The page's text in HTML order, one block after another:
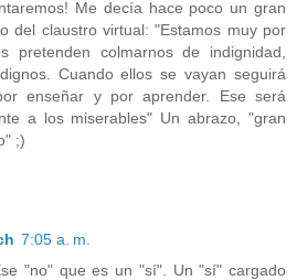
Me decía hace poco un gran
del claustro virtual: "Estamos muy por
pretenden colmarnos de indignidad,
Cuando ellos se vayan seguirá
enseñar y por aprender. Ese será
a los miserables" Un abrazo, "gran
;)
7:05 a. m.
"no" que es un "sí". Un "sí" cargado